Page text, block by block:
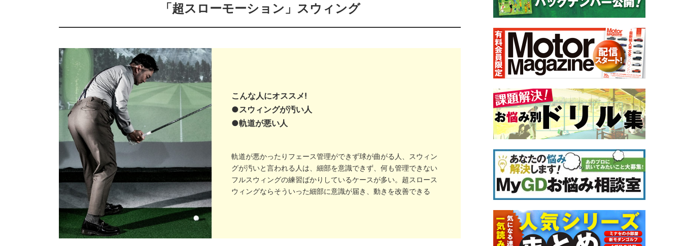
「超スローモーション」スウィング
こんな人にオススメ!
●スウィングが汚い人
●軌道が悪い人
軌道が悪かったりフェース管理ができず球が曲がる人、スウィン
グが汚いと言われる人は、細部を意識できず、何も管理できない
フルスウィングの練習ばかりしているケースが多い。超スロース
ウィングならそういった細部に意識が届き、動きを改善できる